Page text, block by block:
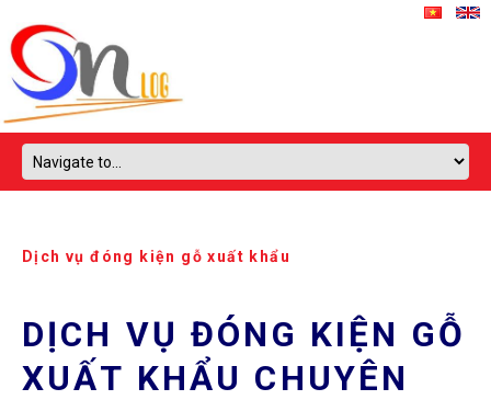
Dịch vụ đóng kiện gỗ xuất khẩu
DỊCH VỤ ĐÓNG KIỆN GỖ
XUẤT KHẨU CHUYÊN